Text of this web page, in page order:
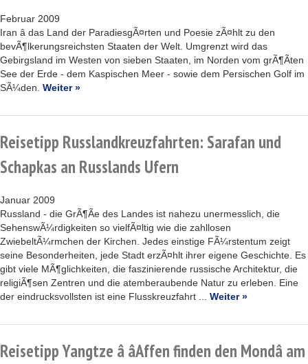
Februar 2009
Iran â das Land der ParadiesgÃ¤rten und Poesie zÃ¤hlt zu den
bevÃ¶lkerungsreichsten Staaten der Welt. Umgrenzt wird das
Gebirgsland im Westen von sieben Staaten, im Norden vom grÃ¶Ãten
See der Erde - dem Kaspischen Meer - sowie dem Persischen Golf im
SÃ¼den. Weiter »
Reisetipp Russlandkreuzfahrten: Sarafan und
Schapkas an Russlands Ufern
Januar 2009
Russland - die GrÃ¶Ãe des Landes ist nahezu unermesslich, die
SehenswÃ¼rdigkeiten so vielfÃ¤ltig wie die zahllosen
ZwiebeltÃ¼rmchen der Kirchen. Jedes einstige FÃ¼rstentum zeigt
seine Besonderheiten, jede Stadt erzÃ¤hlt ihrer eigene Geschichte. Es
gibt viele MÃ¶glichkeiten, die faszinierende russische Architektur, die
religiÃ¶sen Zentren und die atemberaubende Natur zu erleben. Eine
der eindrucksvollsten ist eine Flusskreuzfahrt ... Weiter »
Reisetipp Yangtze â âAffen finden den Mondâ am